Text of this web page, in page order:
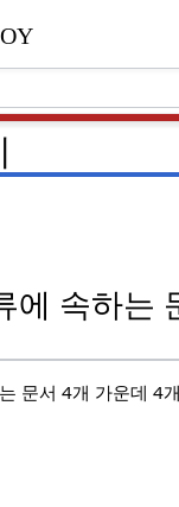
에 속하는
문서 4개 가운데 4